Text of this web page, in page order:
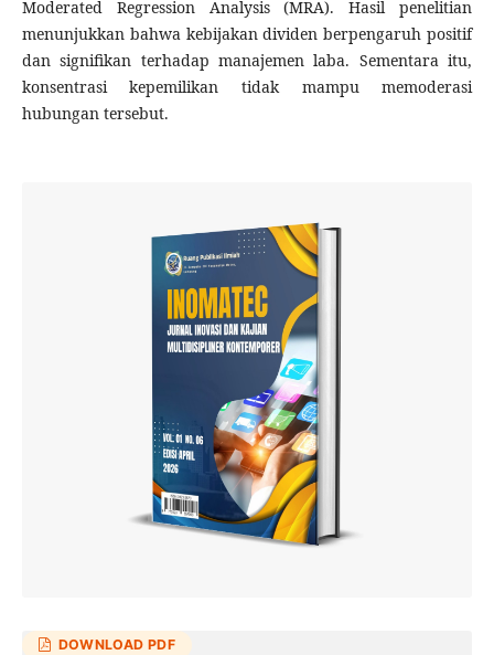
Moderated Regression Analysis (MRA). Hasil penelitian
menunjukkan bahwa kebijakan dividen berpengaruh positif
dan signifikan terhadap manajemen laba. Sementara itu,
konsentrasi kepemilikan tidak mampu memoderasi
hubungan tersebut.
DOWNLOAD PDF